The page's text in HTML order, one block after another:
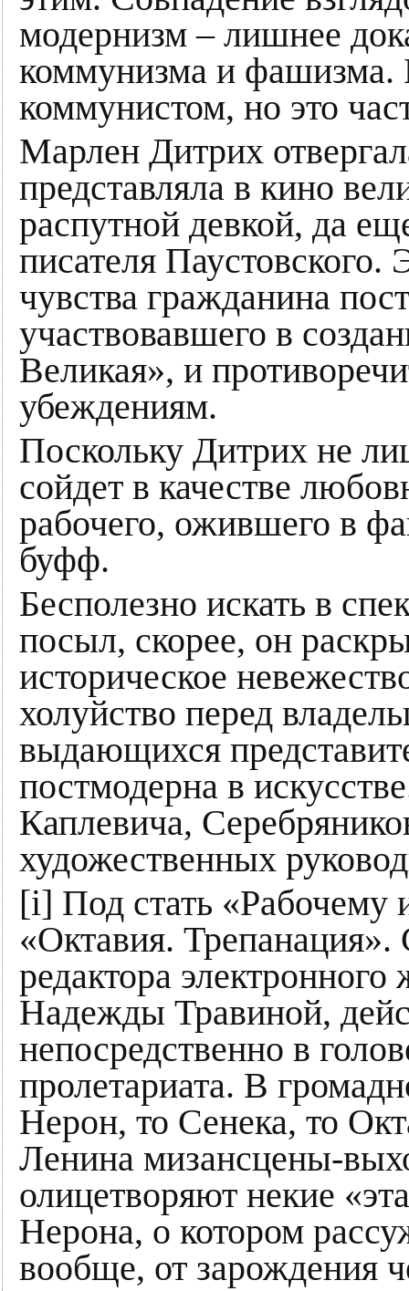
модернизм – лишнее
коммунизма и фашизма.
коммунистом, но это
Марлен Дитрих
представляла в кино
распутной девкой, да
писателя Паустовского.
чувства гражданина
участвовавшего в
Великая», и
убеждениям.
Поскольку Дитрих не
сойдет в качестве
рабочего, ожившего в
буфф.
Бесполезно искать в
посыл, скорее, он
историческое
холуйство перед
выдающихся
постмодерна в
Каплевича,
художественных
[i] Под стать «Рабочему
«Октавия.
редактора
Надежды Травиной,
непосредственно в
пролетариата. В
Нерон, то Сенека, то
Ленина мизансцены-
олицетворяют некие
Нерона, о котором
вообще, от зарождения